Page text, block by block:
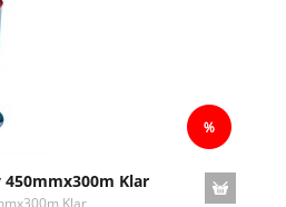
Klar
Klar